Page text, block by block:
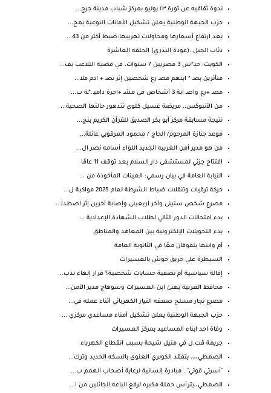
ندوة ثقافيه عن ثورة ٢٣ يوليو بمركز شباب مدينة جرج...
حزب الجبهة الوطنية يعلن تشكيل الأمانات النوعية بمح...
بعد ارتفاع أسعارها ومحاولات تهريبها:ضبط أكثر من 43...
ذئاب الجبل..(عودة البدري) الحلقه العاشرة
الكويت: حبـ*س 3 مصريين 7 سنوات، في قضية التلاعب بف...
متأثرين بصـ * ابتهم مصـ رع شخصين إثر تصـ + ادم ملا...
مصـ +رع واصـ ابة 3 أشخاص في مشـ +اجرة داميـ ـ*ـة ب...
من الأنبوكس.. مريضة غسيل كلوي تتدهور حالتها الصحية...
نتيجة مسابقة مركز أبو بكر الصديق للقرآن الكريم بنج...
موعد جنازة المرحوم/ الحاج / محمود العرقوبي عائلة...
من هو مدير أمن الغربيه الجديد اللواء أسامه نصر ال...
افتتاح جزئي لمستشفى دار السلام بعد توقف 11 عامًا
النيابة العامة في بيان رسمي: العينات المأخوذة من ...
حركة ترقيات وتنقلات ضباط الشرطة لعام 2025 مواكبة ل...
مصرع شخص ستينى وآخر اربعينى وإصابة آخرين إثر اصطدا...
بدء امتحانات الدور الثاني لطلاب الشهادة الإعدادية ...
بدء التحويلات الإلكترونية بين المعاهد والمناطق
أم وابنها يتفوقان معًا في الثانوية العامة
السيطرة علي حريق حوش بالعسيرات
إقالة سياسية أم تصفية حسابات شخصية؟ قرار إنهاء ندب...
محافظ الغربية يهنئ ابن العسيرات وسوهاج مدير الأمن...
مصرع نجار مسلح صعقه التيار الكهربائي أثناء عمله في...
حزب الجبهة الوطنية يعلن تشكيل أمناء مساعدي مركزي ...
وفاة احد ابناء المساعيد بمركز العسيرات
جريمة قت.ل في منيل شيحة بسبب انقطاع الكهرباء
الصمطي،،،، يتفقد الكوبري العلوى بالسكه الحديد وترك...
"أسرتي قوتي".. مبادرة إنسانية لرعاية أصحاب الهمم ب...
الصمطي،،يترأس حملة مكبره لرفع الباعه الجائلين من ا...